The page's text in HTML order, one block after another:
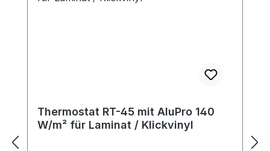
Thermostat RT-45 mit AluPro 140
W/m² für Laminat / Klickvinyl